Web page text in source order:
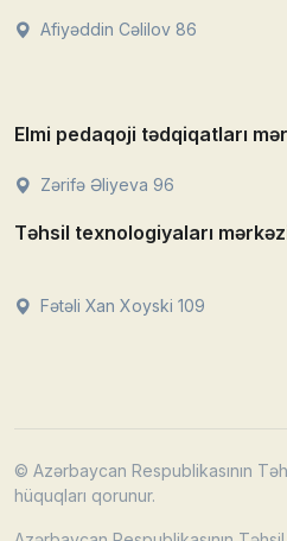
Afiyəddin Cəlilov 86
Elmi pedaqoji tədqiqatları
Zərifə Əliyeva 96
Təhsil texnologiyaları
Fətəli Xan Xoyski 109
© Azərbaycan Respublikasının
hüquqları qorunur.